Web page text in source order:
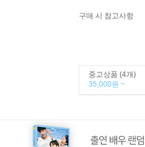
구매 시 참고사항
중고상품 (4개)
35,000원 ~